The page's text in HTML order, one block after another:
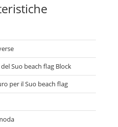
Suo beach flag Block
per il Suo beach flag